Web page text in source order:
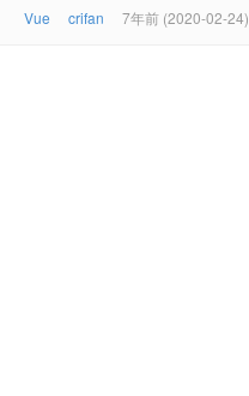
Vue crifan 7年前 (2020-02-24)